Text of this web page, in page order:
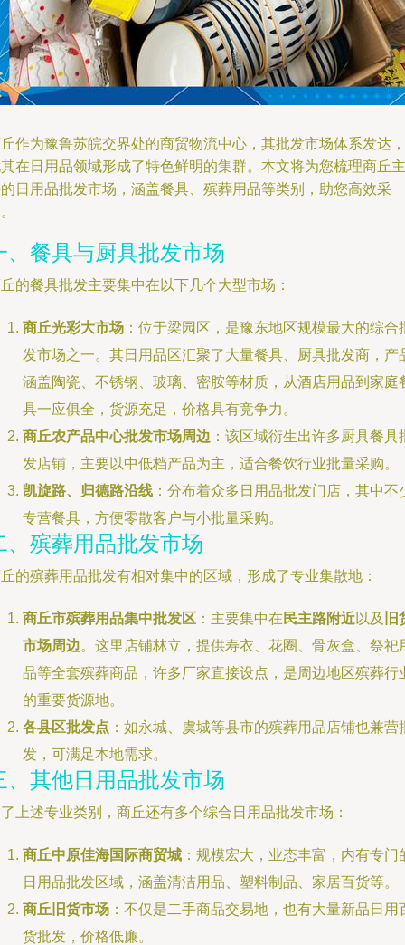
作为豫鲁苏皖交界处的商贸物流中心，其批发市场体系发达，
在日用品领域形成了特色鲜明的集群。本文将为您梳理商丘主
日用品批发市场，涵盖餐具、殡葬用品等类别，助您高效采
、餐具与厨具批发市场
的餐具批发主要集中在以下几个大型市场：
商丘光彩大市场 ：位于梁园区，是豫东地区规模最大的综合
发市场之一。其日用品区汇聚了大量餐具、厨具批发商，产
涵盖陶瓷、不锈钢、玻璃、密胺等材质，从酒店用品到家庭
具一应俱全，货源充足，价格具有竞争力。
商丘农产品中心批发市场周边 ：该区域衍生出许多厨具餐具
发店铺，主要以中低档产品为主，适合餐饮行业批量采购。
凯旋路、归德路沿线 ：分布着众多日用品批发门店，其中不
专营餐具，方便零散客户与小批量采购。
、殡葬用品批发市场
的殡葬用品批发有相对集中的区域，形成了专业集散地：
商丘市殡葬用品集中批发区 ：主要集中在 民主路附近以及 旧
市场周边。这里店铺林立，提供寿衣、花圈、骨灰盒、祭祀
品等全套殡葬商品，许多厂家直接设点，是周边地区殡葬行
的重要货源地。
各县区批发点 ：如永城、虞城等县市的殡葬用品店铺也兼营
发，可满足本地需求。
、其他日用品批发市场
上述专业类别，商丘还有多个综合日用品批发市场：
商丘中原佳海国际商贸城 ：规模宏大，业态丰富，内有专门
日用品批发区域，涵盖清洁用品、塑料制品、家居百货等。
商丘旧货市场 ：不仅是二手商品交易地，也有大量新品日用
货批发，价格低廉。